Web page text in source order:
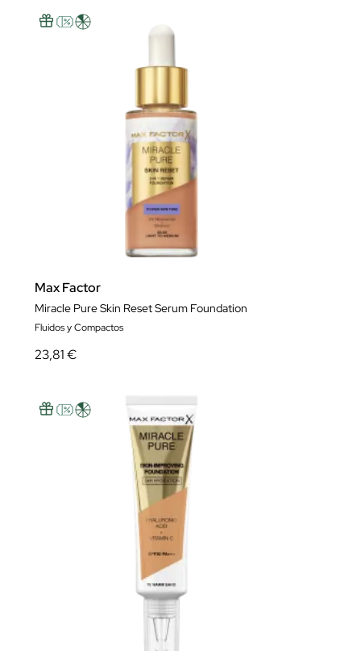
Max Factor
Miracle Pure Skin Reset Serum Foundation
Fluidos y Compactos
23,81 €